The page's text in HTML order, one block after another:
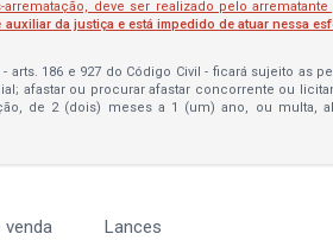
deve ser realizado pelo
auxiliar da justiça e está impedido de atuar nessa
186 e 927 do Código Civil - ficará sujeito as
afastar ou procurar afastar concorrente ou
de 2 (dois) meses a 1 (um) ano, ou multa,
Lances